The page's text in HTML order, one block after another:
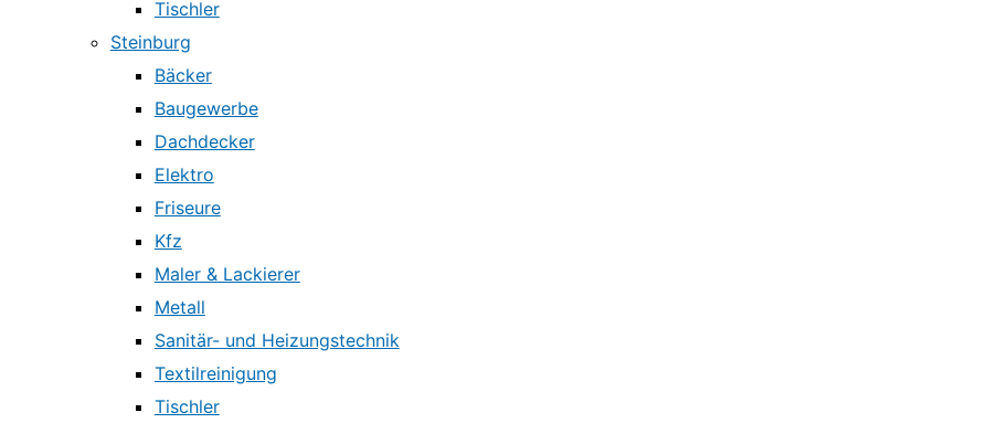
Tischler
Steinburg
Bäcker
Baugewerbe
Dachdecker
Elektro
Friseure
Kfz
Maler & Lackierer
Metall
Sanitär- und Heizungstechnik
Textilreinigung
Tischler